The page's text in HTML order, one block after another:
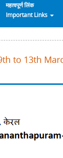
महत्वपूर्ण लिंक
Important Links
to 13th